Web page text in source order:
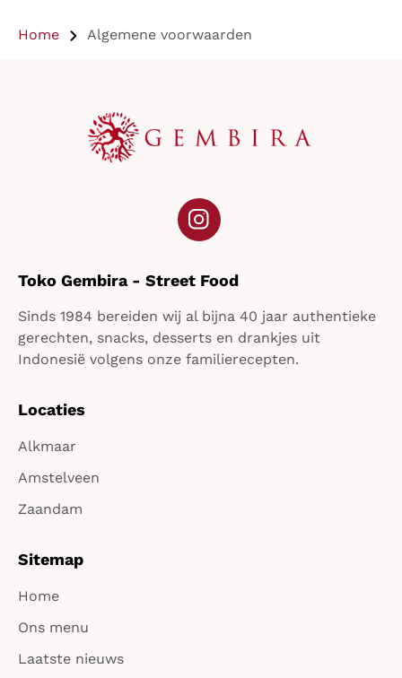
Home Algemene voorwaarden
Instagram
Toko Gembira - Street Food
Sinds 1984 bereiden wij al bijna 40 jaar authentieke
gerechten, snacks, desserts en drankjes uit
Indonesië volgens onze familierecepten.
Locaties
Alkmaar
Amstelveen
Zaandam
Sitemap
Home
Ons menu
Laatste nieuws